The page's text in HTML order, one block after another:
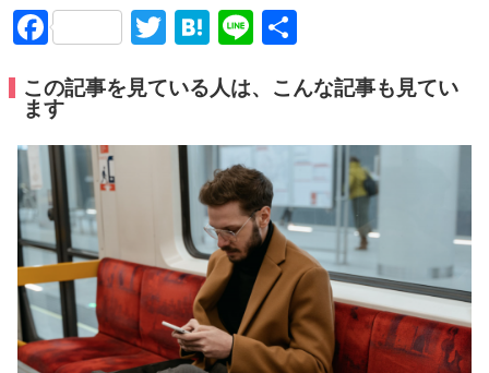
FacebookTwitter
Hatena
Line
この記事を見ている人は、こんな記事も見てい
ます